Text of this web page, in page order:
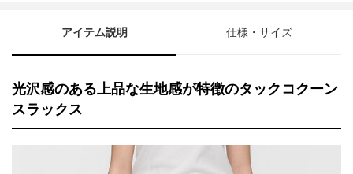
アイテム説明 仕様・サイズ
光沢感のある上品な生地感が特徴のタックコクーン
スラックス